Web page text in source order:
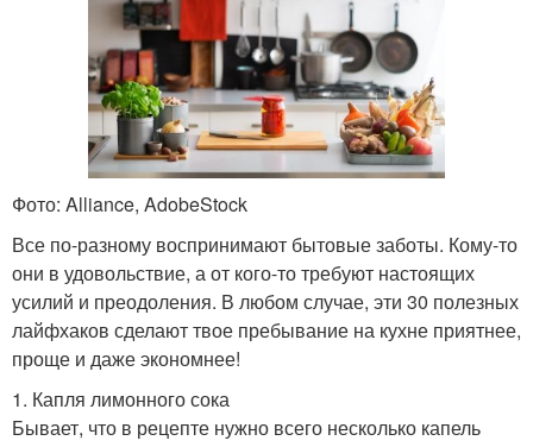
Фото: Alliance, AdobeStock
Все по-разному воспринимают бытовые заботы. Кому-то
они в удовольствие, а от кого-то требуют настоящих
усилий и преодоления. В любом случае, эти 30 полезных
лайфхаков сделают твое пребывание на кухне приятнее,
проще и даже экономнее!
1. Капля лимонного сока
Бывает, что в рецепте нужно всего несколько капель